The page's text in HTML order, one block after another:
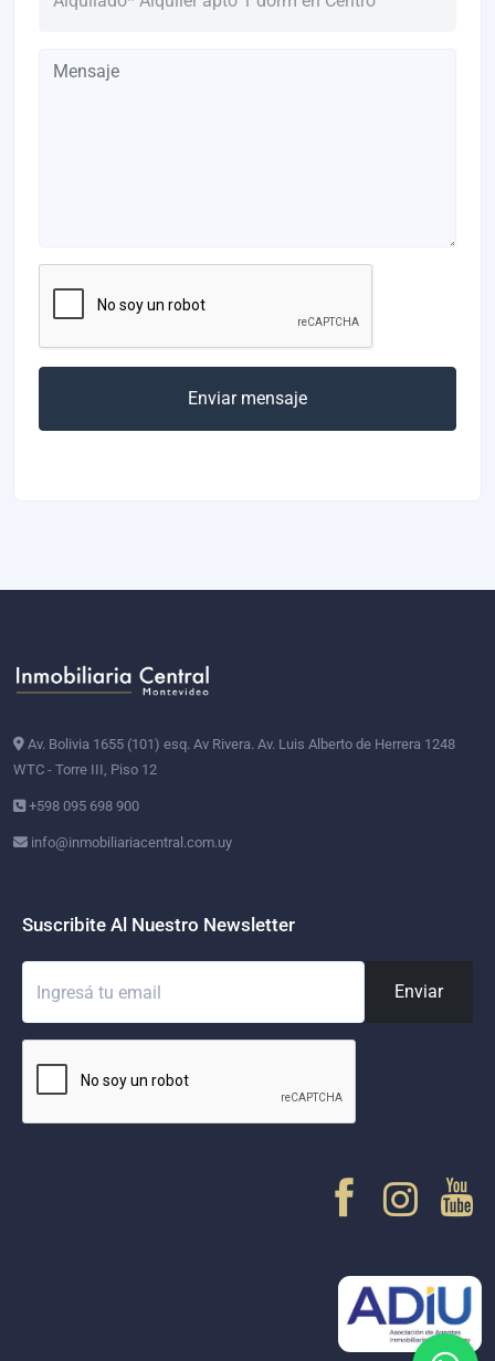
Enviar mensaje
Av. Bolivia 1655 (101) esq. Av Rivera. Av. Luis Alberto de Herrera 1248
WTC - Torre III, Piso 12
+598 095 698 900
info@inmobiliariacentral.com.uy
Suscribite Al Nuestro Newsletter
Enviar